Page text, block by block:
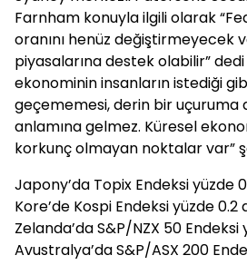
Farnham konuyla ilgili olarak
oranını henüz değiştirmeyecek
piyasalarına destek olabilir”
ekonominin insanların istediği
geçememesi, derin bir uçuruma
anlamına gelmez. Küresel
korkunç olmayan noktalar var”
Japony’da Topix Endeksi yüzde
Kore’de Kospi Endeksi yüzde
Zelanda’da S&P/NZX 50 Endeksi
Avustralya’da S&P/ASX 200